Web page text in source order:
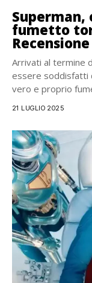
Superman,
fumetto
Recensione
Arrivati al termine
essere soddisfatti
vero e proprio
21 LUGLIO 2025